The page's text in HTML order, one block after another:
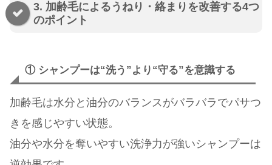
3. 加齢毛によるうねり・絡まりを改善する4つ
のポイント
① シャンプーは“洗う”より“守る”を意識する
加齢毛は水分と油分のバランスがバラバラでパサつ
きを感じやすい状態。
油分や水分を奪いやすい洗浄力が強いシャンプーは